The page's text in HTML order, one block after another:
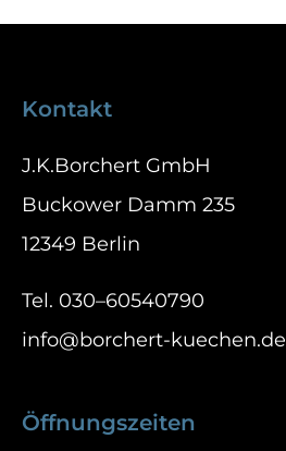
Kontakt
J.K.Borchert GmbH
Buckower Damm 235
12349 Berlin
Tel. 030–60540790
info@borchert-kuechen.de
Öffnungszeiten